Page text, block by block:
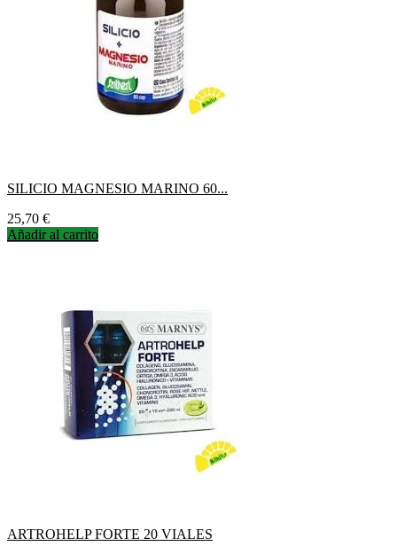
SILICIO MAGNESIO MARINO 60...
Precio
25,70 €
Añadir al carrito
ARTROHELP FORTE 20 VIALES